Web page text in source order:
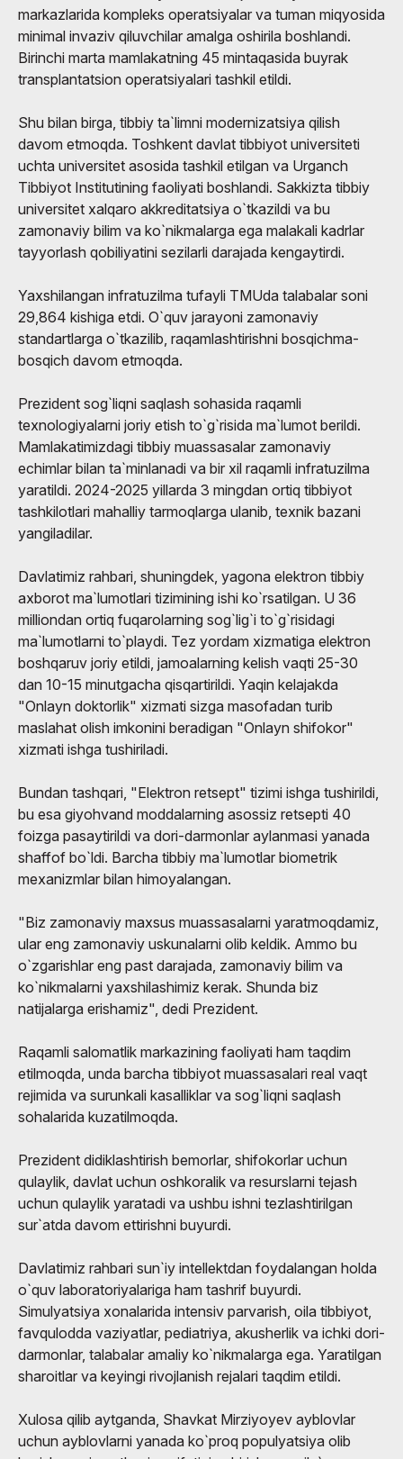
markazlarida kompleks operatsiyalar va tuman miqyosida
minimal invaziv qiluvchilar amalga oshirila boshlandi.
Birinchi marta mamlakatning 45 mintaqasida buyrak
transplantatsion operatsiyalari tashkil etildi.
Shu bilan birga, tibbiy ta`limni modernizatsiya qilish
davom etmoqda. Toshkent davlat tibbiyot universiteti
uchta universitet asosida tashkil etilgan va Urganch
Tibbiyot Institutining faoliyati boshlandi. Sakkizta tibbiy
universitet xalqaro akkreditatsiya o`tkazildi va bu
zamonaviy bilim va ko`nikmalarga ega malakali kadrlar
tayyorlash qobiliyatini sezilarli darajada kengaytirdi.
Yaxshilangan infratuzilma tufayli TMUda talabalar soni
29,864 kishiga etdi. O`quv jarayoni zamonaviy
standartlarga o`tkazilib, raqamlashtirishni bosqichma-
bosqich davom etmoqda.
Prezident sog`liqni saqlash sohasida raqamli
texnologiyalarni joriy etish to`g`risida ma`lumot berildi.
Mamlakatimizdagi tibbiy muassasalar zamonaviy
echimlar bilan ta`minlanadi va bir xil raqamli infratuzilma
yaratildi. 2024-2025 yillarda 3 mingdan ortiq tibbiyot
tashkilotlari mahalliy tarmoqlarga ulanib, texnik bazani
yangiladilar.
Davlatimiz rahbari, shuningdek, yagona elektron tibbiy
axborot ma`lumotlari tizimining ishi ko`rsatilgan. U 36
milliondan ortiq fuqarolarning sog`lig`i to`g`risidagi
ma`lumotlarni to`playdi. Tez yordam xizmatiga elektron
boshqaruv joriy etildi, jamoalarning kelish vaqti 25-30
dan 10-15 minutgacha qisqartirildi. Yaqin kelajakda
"Onlayn doktorlik" xizmati sizga masofadan turib
maslahat olish imkonini beradigan "Onlayn shifokor"
xizmati ishga tushiriladi.
Bundan tashqari, "Elektron retsept" tizimi ishga tushirildi,
bu esa giyohvand moddalarning asossiz retsepti 40
foizga pasaytirildi va dori-darmonlar aylanmasi yanada
shaffof bo`ldi. Barcha tibbiy ma`lumotlar biometrik
mexanizmlar bilan himoyalangan.
"Biz zamonaviy maxsus muassasalarni yaratmoqdamiz,
ular eng zamonaviy uskunalarni olib keldik. Ammo bu
o`zgarishlar eng past darajada, zamonaviy bilim va
ko`nikmalarni yaxshilashimiz kerak. Shunda biz
natijalarga erishamiz", dedi Prezident.
Raqamli salomatlik markazining faoliyati ham taqdim
etilmoqda, unda barcha tibbiyot muassasalari real vaqt
rejimida va surunkali kasalliklar va sog`liqni saqlash
sohalarida kuzatilmoqda.
Prezident didiklashtirish bemorlar, shifokorlar uchun
qulaylik, davlat uchun oshkoralik va resurslarni tejash
uchun qulaylik yaratadi va ushbu ishni tezlashtirilgan
sur`atda davom ettirishni buyurdi.
Davlatimiz rahbari sun`iy intellektdan foydalangan holda
o`quv laboratoriyalariga ham tashrif buyurdi.
Simulyatsiya xonalarida intensiv parvarish, oila tibbiyot,
favqulodda vaziyatlar, pediatriya, akusherlik va ichki dori-
darmonlar, talabalar amaliy ko`nikmalarga ega. Yaratilgan
sharoitlar va keyingi rivojlanish rejalari taqdim etildi.
Xulosa qilib aytganda, Shavkat Mirziyoyev ayblovlar
uchun ayblovlarni yanada ko`proq populyatsiya olib